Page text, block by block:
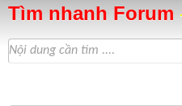
Tìm nhanh Forum